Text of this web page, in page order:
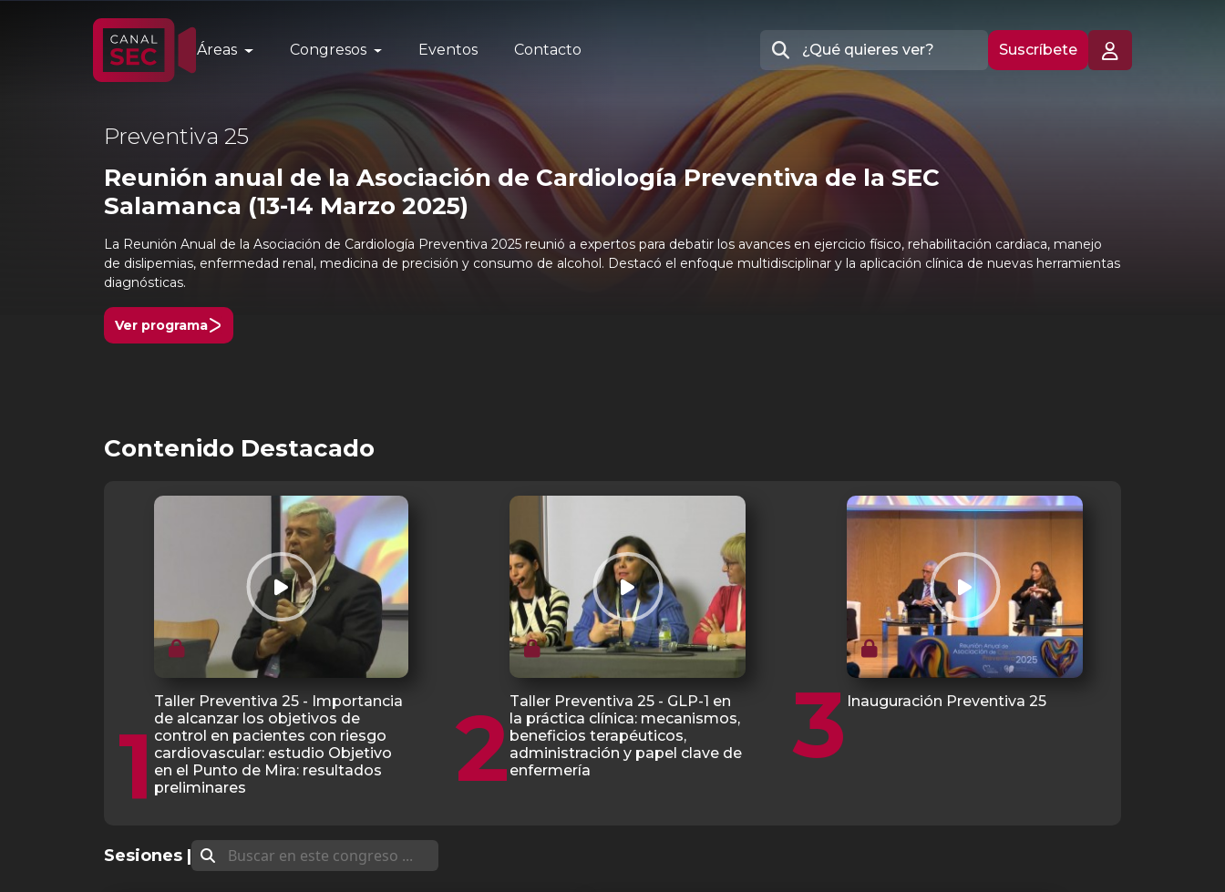
Áreas Congresos Eventos Contacto Suscríbete
Preventiva 25
Reunión anual de la Asociación de Cardiología Preventiva de la SEC
Salamanca (13-14 Marzo 2025)
La Reunión Anual de la Asociación de Cardiología Preventiva 2025 reunió a expertos para debatir los avances en ejercicio físico, rehabilitación cardiaca, manejo
de dislipemias, enfermedad renal, medicina de precisión y consumo de alcohol. Destacó el enfoque multidisciplinar y la aplicación clínica de nuevas herramientas
diagnósticas.
Ver programa
Contenido Destacado
1
Taller Preventiva 25 - Importancia
de alcanzar los objetivos de
control en pacientes con riesgo
cardiovascular: estudio Objetivo
en el Punto de Mira: resultados
preliminares
2 Taller Preventiva 25 - GLP-1 en
la práctica clínica: mecanismos,
beneficios terapéuticos,
administración y papel clave de
enfermería
3 Inauguración Preventiva 25
Sesiones |